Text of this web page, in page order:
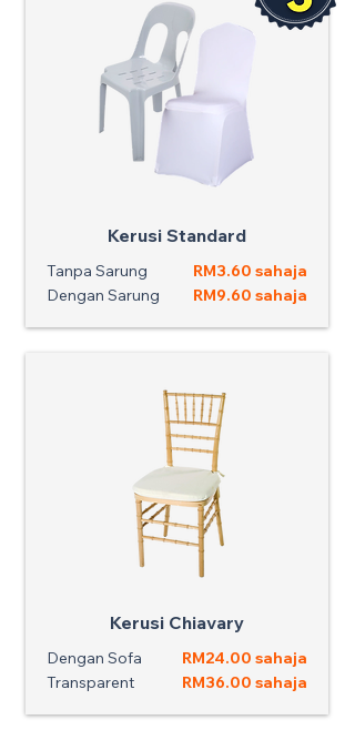
Kerusi Standard
Tanpa Sarung
RM3.60 sahaja
Dengan Sarung
RM9.60 sahaja
Kerusi Chiavary
Dengan Sofa
RM24.00 sahaja
Transparent
RM36.00 sahaja